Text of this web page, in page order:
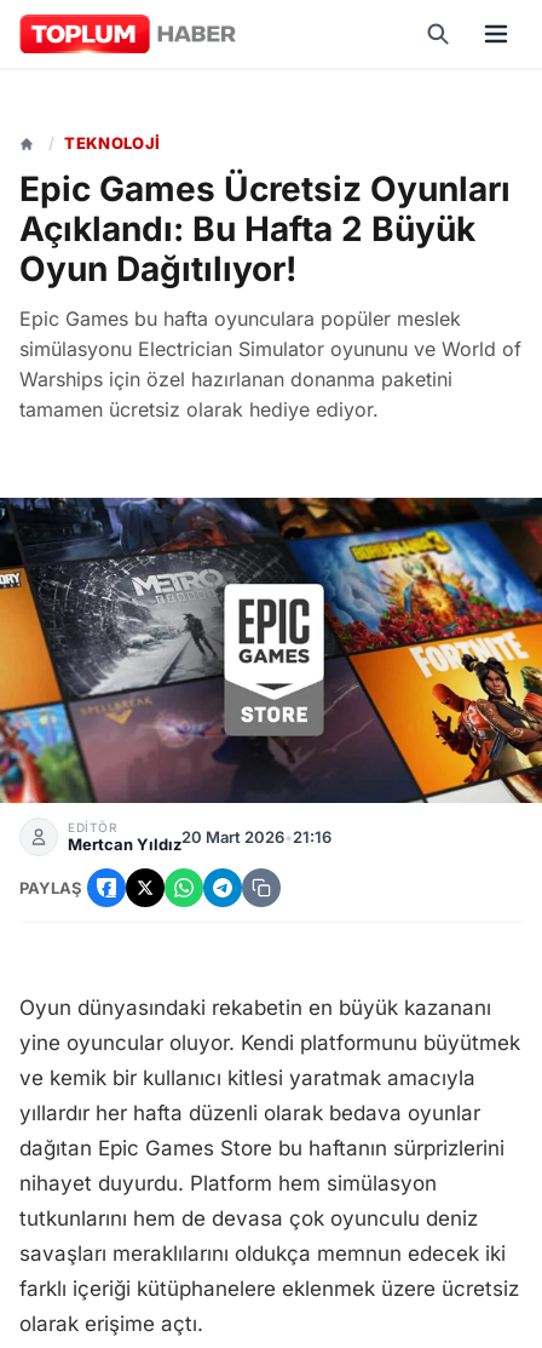
/ TEKNOLOJI
Epic Games Ücretsiz Oyunları
Açıklandı: Bu Hafta 2 Büyük
Oyun Dağıtılıyor!
Epic Games bu hafta oyunculara popüler meslek
simülasyonu Electrician Simulator oyununu ve World of
Warships için özel hazırlanan donanma paketini
tamamen ücretsiz olarak hediye ediyor.
Epic Games Ücretsiz Oyunları Açıklandı: Bu Hafta 2 Büyük
EDİTÖR
Mertcan Yıldız20 Mart 2026•21:16
PAYLAŞ
Oyun dünyasındaki rekabetin en büyük kazananı
yine oyuncular oluyor. Kendi platformunu büyütmek
ve kemik bir kullanıcı kitlesi yaratmak amacıyla
yıllardır her hafta düzenli olarak bedava oyunlar
dağıtan Epic Games Store bu haftanın sürprizlerini
nihayet duyurdu. Platform hem simülasyon
tutkunlarını hem de devasa çok oyunculu deniz
savaşları meraklılarını oldukça memnun edecek iki
farklı içeriği kütüphanelere eklenmek üzere ücretsiz
olarak erişime açtı.